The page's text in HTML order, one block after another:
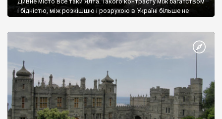
і бідністю, між розкішшю і розрухою в Україні більше не